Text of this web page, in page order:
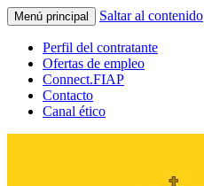
Menú principal Saltar al contenido
Perfil del contratante
Ofertas de empleo
Connect.FIAP
Contacto
Canal ético